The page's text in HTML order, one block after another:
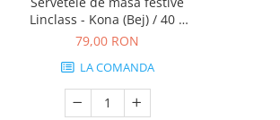
Linclass - Kona (Bej) / 40 x
40 cm / 50 buc
79,00 RON
LA COMANDA